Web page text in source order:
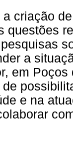
a criação
questões
a
em
e na